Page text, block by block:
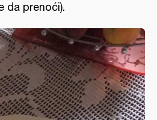
da prenoći).